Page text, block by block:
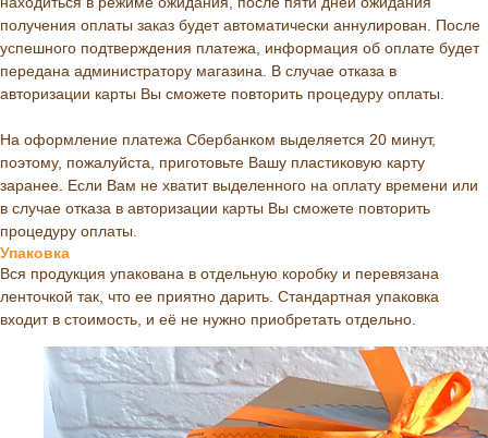
получения оплаты заказ будет автоматически аннулирован. После
успешного подтверждения платежа, информация об оплате будет
передана администратору магазина. В случае отказа в
авторизации карты Вы сможете повторить процедуру оплаты.
На оформление платежа Сбербанком выделяется 20 минут,
поэтому, пожалуйста, приготовьте Вашу пластиковую карту
заранее. Если Вам не хватит выделенного на оплату времени или
в случае отказа в авторизации карты Вы сможете повторить
процедуру оплаты.
Упаковка
Вся продукция упакована в отдельную коробку и перевязана
ленточкой так, что ее приятно дарить. Стандартная упаковка
входит в стоимость, и её не нужно приобретать отдельно.